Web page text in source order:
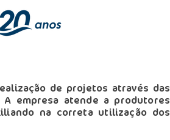
de projetos através das
empresa atende a produtores
na correta utilização dos